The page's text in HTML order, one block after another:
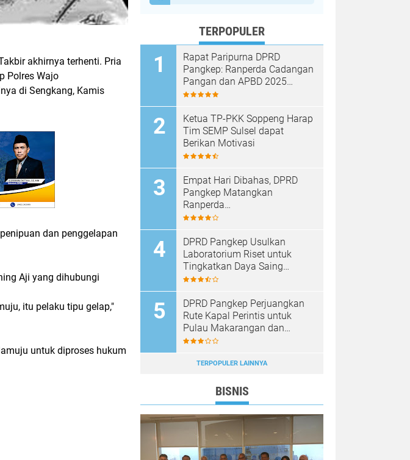
akhirnya terhenti. Pria
Polres Wajo
di Sengkang, Kamis
dan penggelapan
Aji yang dihubungi
itu pelaku tipu gelap,"
untuk diproses hukum
TERPOPULER
Rapat Paripurna DPRD
Pangkep: Ranperda Cadangan
Pangan dan APBD 2025
Disetujui dengan Sejumlah
Ketua TP-PKK Soppeng Harap
Tim SEMP Sulsel dapat
Berikan Motivasi
Empat Hari Dibahas, DPRD
Pangkep Matangkan
Ranperda
Pertanggungjawaban APBD
DPRD Pangkep Usulkan
Laboratorium Riset untuk
Tingkatkan Daya Saing
Produk Unggulan
DPRD Pangkep Perjuangkan
Rute Kapal Perintis untuk
Pulau Makarangan dan
Langkoteang
TERPOPULER LAINNYA
BISNIS